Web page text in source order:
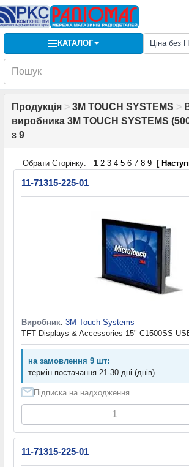
КАТАЛОГ Ціна без
Продукція > 3M TOUCH SYSTEMS >
виробника 3M TOUCH SYSTEMS
з 9
Обрати Сторінку: 1 2 3 4 5 6 7 8 9 [
11-71315-225-01
Виробник: 3M Touch Systems
TFT Displays & Accessories 15" C1500SS
на замовлення 9 шт:
термін постачання 21-30 дні (днів)
Підписка на надходження
11-71315-225-01